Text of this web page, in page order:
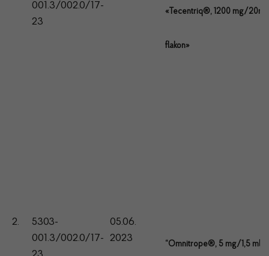
001.3/002.0/17-
23
«Tecentriq®, 1200 mg/20ml
flakon»
2.
5303-
001.3/002.0/17-
05.06.
2023
“Omnitrope®, 5 mg/1,5 ml”